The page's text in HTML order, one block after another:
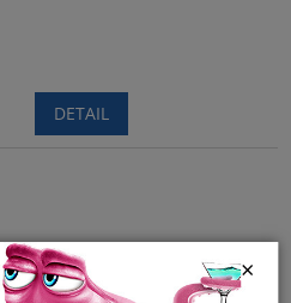
×
DETAIL